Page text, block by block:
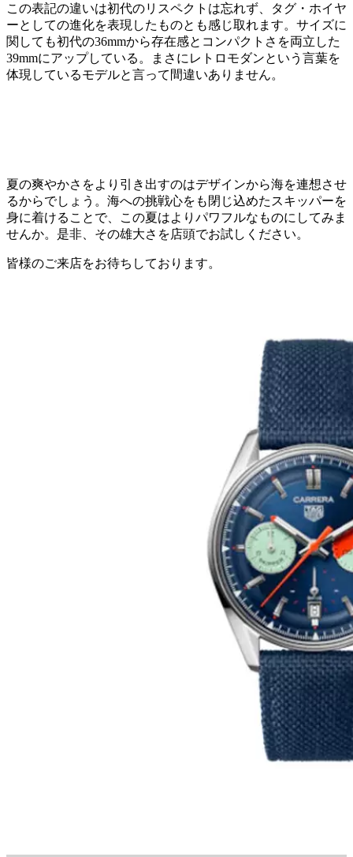
この表記の違いは初代のリスペクトは忘れず、タグ・ホイヤ
ーとしての進化を表現したものとも感じ取れます。サイズに
関しても初代の36mmから存在感とコンパクトさを両立した
39mmにアップしている。まさにレトロモダンという言葉を
体現しているモデルと言って間違いありません。
夏の爽やかさをより引き出すのはデザインから海を連想させ
るからでしょう。海への挑戦心をも閉じ込めたスキッパーを
身に着けることで、この夏はよりパワフルなものにしてみま
せんか。是非、その雄大さを店頭でお試しください。
皆様のご来店をお待ちしております。